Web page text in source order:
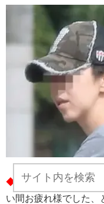
◆
昔から女性問題は
い間お疲れ様でした、